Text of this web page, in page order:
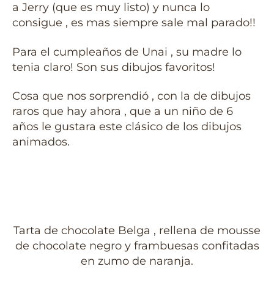
a Jerry (que es muy listo) y nunca lo
consigue , es mas siempre sale mal parado!!
Para el cumpleaños de Unai , su madre lo
tenia claro! Son sus dibujos favoritos!
Cosa que nos sorprendió , con la de dibujos
raros que hay ahora , que a un niño de 6
años le gustara este clásico de los dibujos
animados.
Tarta de chocolate Belga , rellena de mousse
de chocolate negro y frambuesas confitadas
en zumo de naranja.